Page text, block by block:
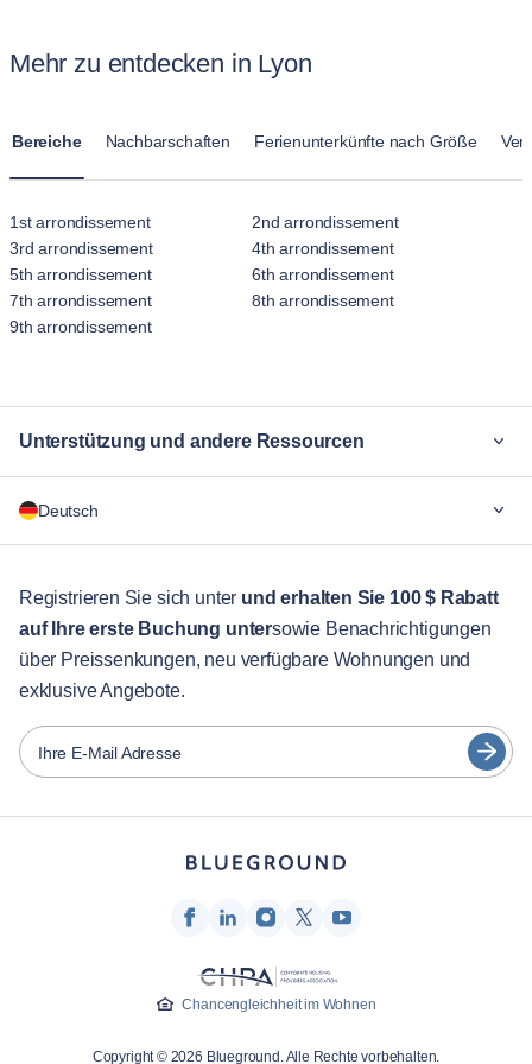
einen einzigartigen Geschmack des vielfältigen Lebensstils
Die angebotenen Annehmlichkeiten sorgen dafür, dass die
Mehr zu entdecken in Lyon
Bereiche Nachbarschaften Ferienunterkünfte nach Größe
1st arrondissement
2nd arrondissement
3rd arrondissement
4th arrondissement
5th arrondissement
6th arrondissement
7th arrondissement
8th arrondissement
9th arrondissement
Unterstützung und andere Ressourcen
Für Unternehmen
Gästebetreuung
Stadt-Guide
Partner
Vermieter von Möbeln
Vermieter
Franchise-Partner
Deutsch
English
Português
Español
Français
Türkçe
Registrieren Sie sich unter und erhalten Sie 100 $ Rabatt
auf Ihre erste Buchung untersowie Benachrichtigungen
über Preissenkungen, neu verfügbare Wohnungen und
exklusive Angebote.
Ihre E-Mail Adresse
Chancengleichheit im Wohnen
Copyright © 2026 Blueground. Alle Rechte vorbehalten.